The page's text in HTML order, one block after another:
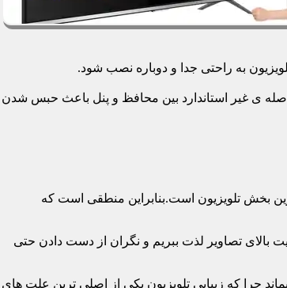
به راحتی جدا و دوباره نصب شود.
ی غیر استاندارد بین محافظ و پنل باعث حبس شدن
بخش تلویزیون است.بنابراین منطقی است که
بالای تصاویر لذت ببریم و نگران از دست دادن حتی
چرا که زیبایی تلویزیون یکی از اصلی ترین علت های